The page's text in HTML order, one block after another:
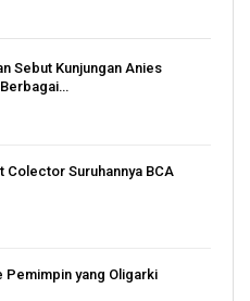
Sebut Kunjungan Anies
Suruhannya BCA
Pemimpin yang Oligarki